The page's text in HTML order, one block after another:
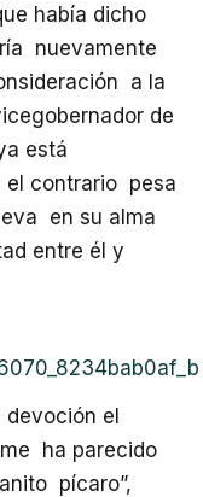
había dicho
nuevamente
a la
de
está
contrario pesa
en su alma
entre él y
el
ha parecido
pícaro”,